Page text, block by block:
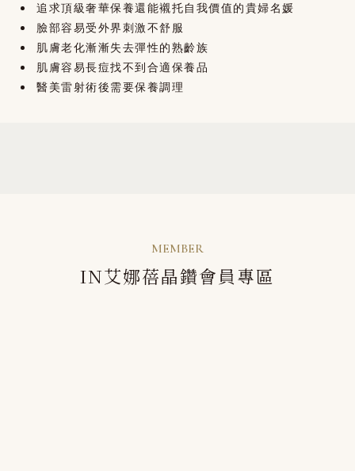
追求頂級奢華保養還能襯托自我價值的貴婦名媛
臉部容易受外界刺激不舒服
肌膚老化漸漸失去彈性的熟齡族
肌膚容易長痘找不到合適保養品
醫美雷射術後需要保養調理
MEMBER
IN艾娜蓓晶鑽會員專區